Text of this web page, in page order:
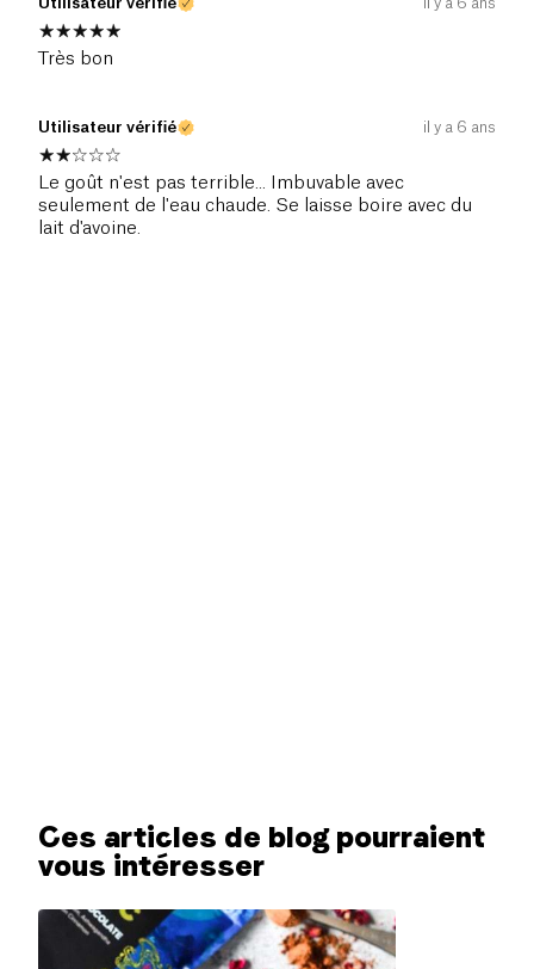
Utilisateur vérifié il y a 6 ans
Très bon
Utilisateur vérifié il y a 6 ans
Le goût n'est pas terrible... Imbuvable avec
seulement de l'eau chaude. Se laisse boire avec du
lait d'avoine.
Ces articles de blog pourraient
vous intéresser